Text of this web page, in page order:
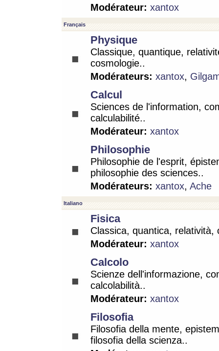
Modérateur: xantox
Français
Physique
Classique, quantique,
cosmologie..
Modérateurs: xantox,
Calcul
Sciences de l'information,
calculabilité..
Modérateur: xantox
Philosophie
Philosophie de l'esprit,
philosophie des sciences..
Modérateurs: xantox, Ache
Italiano
Fisica
Classica, quantica, relatività,
Modérateur: xantox
Calcolo
Scienze dell'informazione,
calcolabilità..
Modérateur: xantox
Filosofia
Filosofia della mente,
filosofia della scienza..